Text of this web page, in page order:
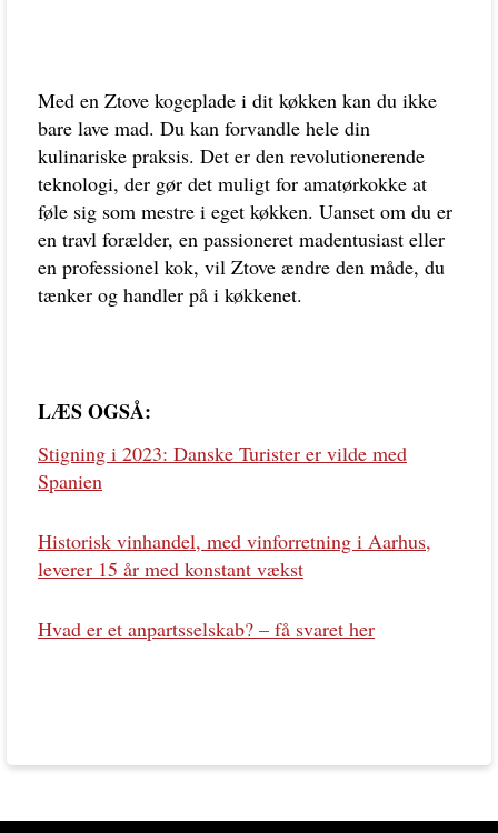
Med en Ztove kogeplade i dit køkken kan du ikke
bare lave mad. Du kan forvandle hele din
kulinariske praksis. Det er den revolutionerende
teknologi, der gør det muligt for amatørkokke at
føle sig som mestre i eget køkken. Uanset om du er
en travl forælder, en passioneret madentusiast eller
en professionel kok, vil Ztove ændre den måde, du
tænker og handler på i køkkenet.
LÆS OGSÅ:
Stigning i 2023: Danske Turister er vilde med
Spanien
Historisk vinhandel, med vinforretning i Aarhus,
leverer 15 år med konstant vækst
Hvad er et anpartsselskab? – få svaret her